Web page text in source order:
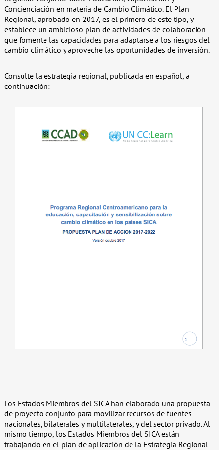
Concienciación en materia de Cambio Climático. El Plan
Regional, aprobado en 2017, es el primero de este tipo, y
establece un ambicioso plan de actividades de colaboración
que fomente las capacidades para adaptarse a los riesgos del
cambio climático y aproveche las oportunidades de inversión.
Consulte la estrategia regional, publicada en español, a
continuación:
Los Estados Miembros del SICA han elaborado una propuesta
de proyecto conjunto para movilizar recursos de fuentes
nacionales, bilaterales y multilaterales, y del sector privado. Al
mismo tiempo, los Estados Miembros del SICA están
trabajando en el plan de aplicación de la Estrategia Regional